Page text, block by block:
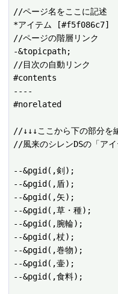
//ページ名をここに記述
*アイテム [#f5f086c7]
//ページの階層リンク
-&topicpath;
//目次の自動リンク
#contents
----
#norelated
//↓↓↓ここから下の部分を
//風来のシレンDSの「アイ
--&pgid(,剣);
--&pgid(,盾);
--&pgid(,矢);
--&pgid(,草・種);
--&pgid(,腕輪);
--&pgid(,杖);
--&pgid(,巻物);
--&pgid(,壷);
--&pgid(,食料);